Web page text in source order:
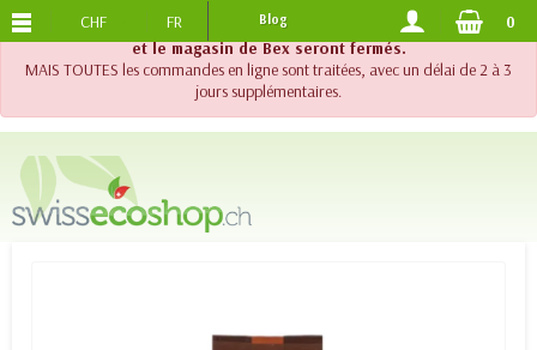
!! Important !! Jusqu'au 20 août 2026, le support téléphonique
et le magasin de Bex seront fermés.
MAIS TOUTES les commandes en ligne sont traitées, avec un délai de 2 à 3
jours supplémentaires.
PORTS OFFERTS DES 120.-
CHF FR Blog 0